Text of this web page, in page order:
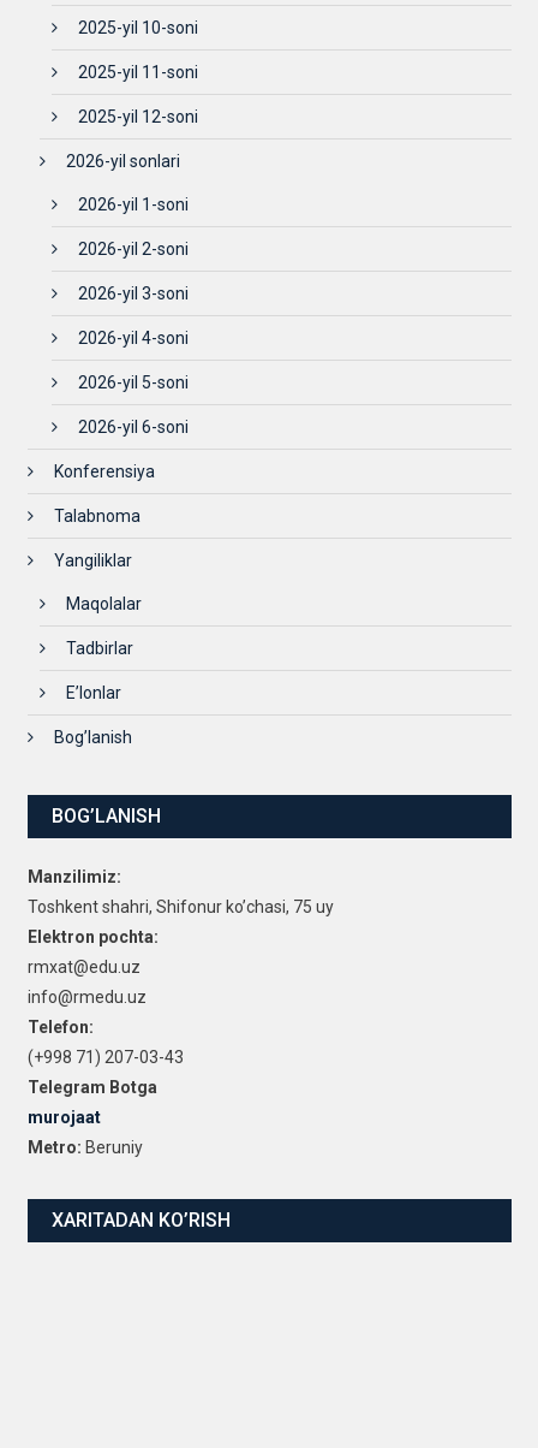
2025-yil 10-soni
2025-yil 11-soni
2025-yil 12-soni
2026-yil sonlari
2026-yil 1-soni
2026-yil 2-soni
2026-yil 3-soni
2026-yil 4-soni
2026-yil 5-soni
2026-yil 6-soni
Konferensiya
Talabnoma
Yangiliklar
Maqolalar
Tadbirlar
E’lonlar
Bog’lanish
BOG’LANISH
Manzilimiz:
Toshkent shahri, Shifonur ko’chasi, 75 uy
Elektron pochta:
rmxat@edu.uz
info@rmedu.uz
Telefon:
(+998 71) 207-03-43
Telegram Botga
murojaat
Metro: Beruniy
XARITADAN KO’RISH